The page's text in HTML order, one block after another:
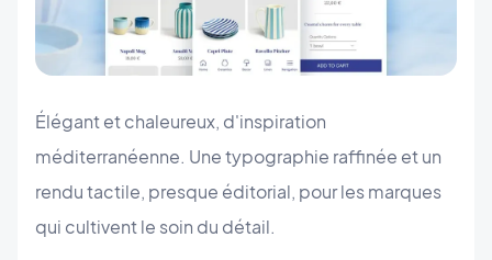
Élégant et chaleureux, d'inspiration
méditerranéenne. Une typographie raffinée et un
rendu tactile, presque éditorial, pour les marques
qui cultivent le soin du détail.